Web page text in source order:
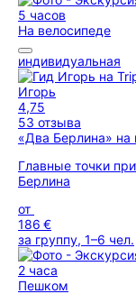
5 часов
На велосипеде
индивидуальная
Игорь
4,75
53 отзыва
«Два Берлина» на
Главные точки
Берлина
от
186 €
за группу, 1–6 чел.
2 часа
Пешком